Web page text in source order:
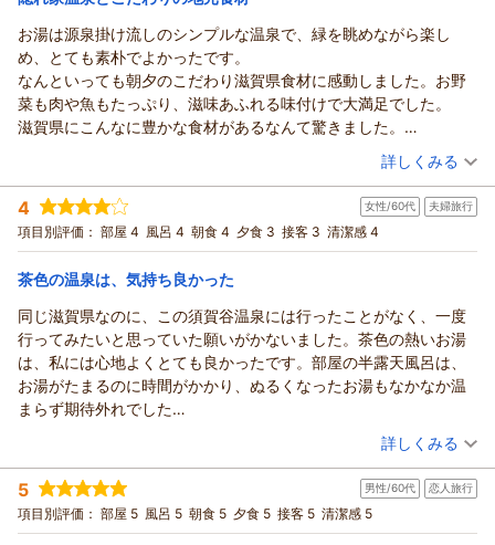
須賀谷温泉～戦国武将が通った歴史の秘湯～からの返信
この度は須賀谷温泉をご利用いただき、誠にありがとうござい
ました。
広々としたお部屋で静かにお過ごしいただけたとのこと、また
マッサージチェアーでごゆっくりお寛ぎいただけたご様子を大
変嬉しく拝読いたしました。お部屋からご覧いただいた桜も、
お楽しみいただけたようで何よりでございます。
温泉につきましても、異なる温度の湯船やバスタオルの替えな
ど、快適にご利用いただけたとのお言葉を頂戴し、安心いたし
ました。お食事もご満足いただけたとのこと、安堵の気持ちで
いっぱいです。
いりますので、ぜひまた季節を変えてお越しくださいま
せ。
時節柄、お身体にはどうぞご自愛下さい。
（返信日：2026/05/04）
お湯は源泉掛け流しのシンプルな温泉で、緑を眺めながら楽し
め、とても素朴でよかったです。
なんといっても朝夕のこだわり滋賀県食材に感動しました。お野
菜も肉や魚もたっぷり、滋味あふれる味付けで大満足でした。
滋賀県にこんなに豊かな食材があるなんて驚きました。
（投稿日：2026/04/28）
宿泊時期： 2026年04月宿泊 (家族旅行)
投稿者： cmさん(女性/50代)
宿泊プラン： 【基本】お市の方・浅井三姉妹ゆかりの天然温泉と旬の会席料
理〇寛ぎプラン◆天然水プレゼント◆茶々の華
和室 朝・夕
宿泊価格帯： 22,001～23,000円(大人一人あたり/税込)
須賀谷温泉～戦国武将が通った歴史の秘湯～からの返信
この度は須賀谷温泉をご利用いただき、また心温まるご感想を
お寄せいただき誠にありがとうございます。
源泉掛け流しの温泉を、緑の景色とともにゆったりとお楽しみ
いただけたとのこと、大変嬉しく拝読いたしました。素朴なが
らも心身を癒すひとときをご提供できておりましたら何よりで
ございます。
また、お食事につきましてもご満足いただけたご様子に、料理
長をはじめスタッフ一同大変励みになっております。滋賀県の
豊かな食材の魅力を感じていただけたこと、そしてその滋味深
詳しくみる
4 女性/60代 夫婦旅行
項目別評価： 部屋 4 風呂 4 朝食 4 夕食 3 接客 3 清潔感 4
茶色の温泉は、気持ち良かった
同じ滋賀県なのに、この須賀谷温泉には行ったことがなく、一度
行ってみたいと思っていた願いがかないました。茶色の熱いお湯
は、私には心地よくとても良かったです。部屋の半露天風呂は、
お湯がたまるのに時間がかかり、ぬるくなったお湯もなかなか温
まらず期待外れでした
（投稿日：2026/04/19）
宿泊時期： 2026年04月宿泊 (夫婦旅行)
投稿者： さえちゃんさん
宿泊プラン： 【基本】お市の方・浅井三姉妹ゆかりの天然温泉と旬の会席料
理〇寛ぎプラン◆天然水プレゼント◆茶々の華
和洋室 朝・夕
詳しくみる
5 男性/60代 恋人旅行
項目別評価： 部屋 5 風呂 5 朝食 5 夕食 5 接客 5 清潔感 5